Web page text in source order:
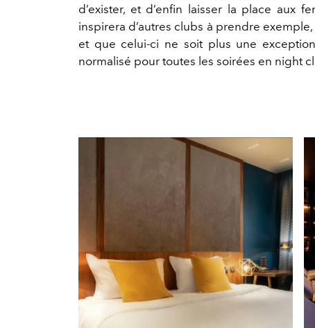
d’exister, et d’enfin laisser la place aux
inspirera d’autres clubs à prendre
et que celui-ci ne soit plus une
normalisé pour toutes les soirées en night